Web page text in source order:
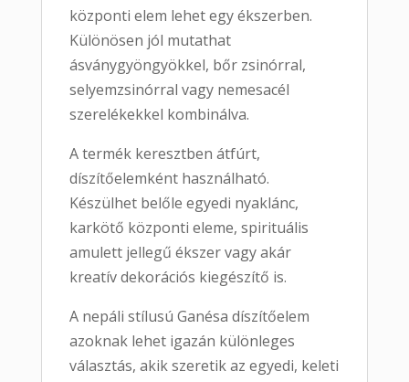
központi elem lehet egy ékszerben.
Különösen jól mutathat
ásványgyöngyökkel, bőr zsinórral,
selyemzsinórral vagy nemesacél
szerelékekkel kombinálva.
A termék keresztben átfúrt,
díszítőelemként használható.
Készülhet belőle egyedi nyaklánc,
karkötő központi eleme, spirituális
amulett jellegű ékszer vagy akár
kreatív dekorációs kiegészítő is.
A nepáli stílusú Ganésa díszítőelem
azoknak lehet igazán különleges
választás, akik szeretik az egyedi, keleti